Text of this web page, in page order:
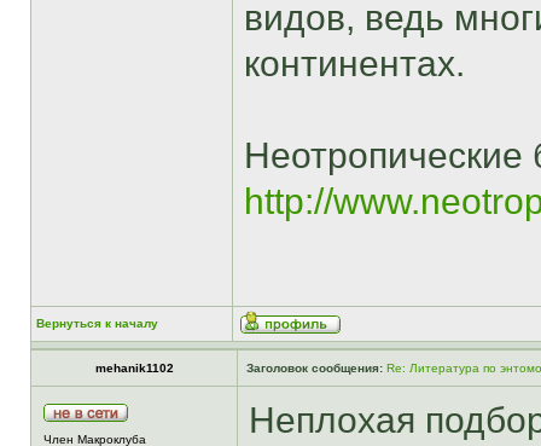
видов, ведь
континентах.
Неотропические
http://
Вернуться к началу
mehanik1102 Заголовок сообщения: Re: Литература по
Член Макроклуба Неплохая